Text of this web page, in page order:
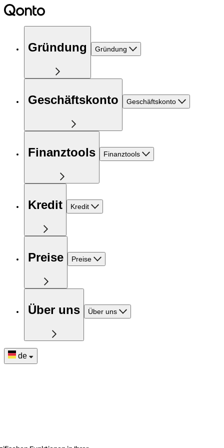
Gründung Gründung
Geschäftskonto Geschäftskonto
Finanztools Finanztools
Kredit Kredit
Preise Preise
Über uns Über uns
de